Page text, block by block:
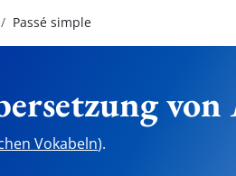
Passé simple
von
Vokabeln).